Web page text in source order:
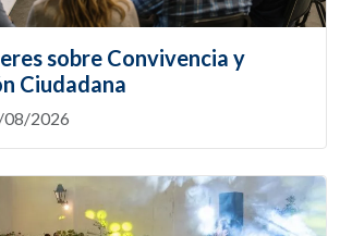
sobre Convivencia y
Ciudadana
08/2026